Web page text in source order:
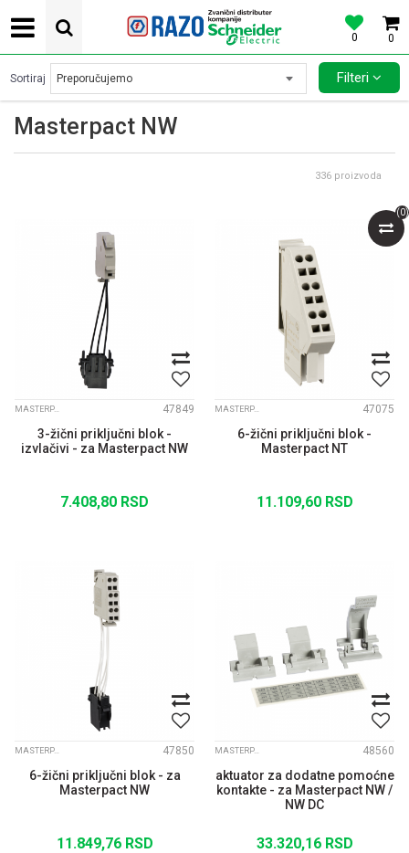
0
0
POVOLJNE CENE AUTOMATSKIH OSIGURACA SCHNEIDER ELECTRIC
(0)
Masterpact NW
Sortiraj Filteri
336 proizvoda
MASTERPACT NW 47849
3-žični priključni blok -
izvlačivi - za Masterpact NW
7.408,80 RSD
MASTERPACT NW 47075
6-žični priključni blok -
Masterpact NT
11.109,60 RSD
MASTERPACT NW 47850
6-žični priključni blok - za
Masterpact NW
11.849,76 RSD
MASTERPACT NW 48560
aktuator za dodatne pomoćne
kontakte - za Masterpact NW /
NW DC
33.320,16 RSD